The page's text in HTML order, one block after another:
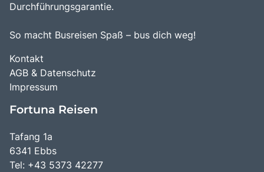
Durchführungsgarantie.
So macht Busreisen Spaß – bus dich weg!
Kontakt
AGB & Datenschutz
Impressum
Fortuna Reisen
Tafang 1a
6341 Ebbs
Tel: +43 5373 42277